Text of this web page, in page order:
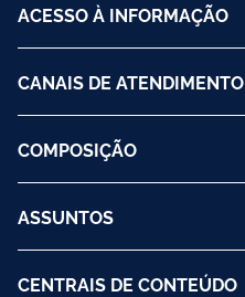
ACESSO À INFORMAÇÃO
CANAIS DE ATENDIMENTO
COMPOSIÇÃO
ASSUNTOS
CENTRAIS DE CONTEÚDO